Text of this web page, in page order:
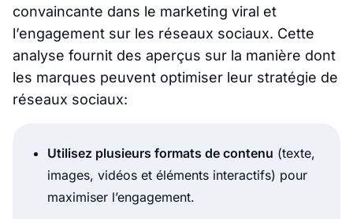
convaincante dans le marketing viral et
l’engagement sur les réseaux sociaux. Cette
analyse fournit des aperçus sur la manière dont
les marques peuvent optimiser leur stratégie de
réseaux sociaux:
Utilisez plusieurs formats de contenu (texte,
images, vidéos et éléments interactifs) pour
maximiser l’engagement.